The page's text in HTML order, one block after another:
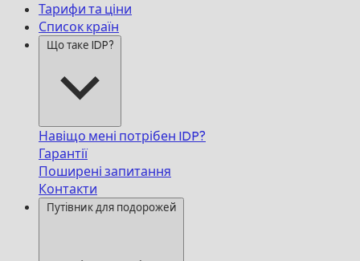
Тарифи та ціни
Список країн
Що таке IDP?
Навіщо мені потрібен IDP?
Гарантії
Поширені запитання
Контакти
Путівник для подорожей